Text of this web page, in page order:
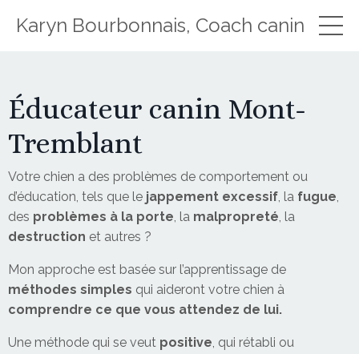
Karyn Bourbonnais, Coach canin
Éducateur canin Mont-
Tremblant
Votre chien a des problèmes de comportement ou
d’éducation, tels que le jappement excessif, la fugue,
des problèmes à la porte, la malpropreté, la
destruction et autres ?
Mon approche est basée sur l’apprentissage de
méthodes simples qui aideront votre chien à
comprendre ce que vous attendez de lui.
Une méthode qui se veut positive, qui rétabli ou